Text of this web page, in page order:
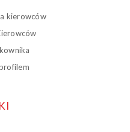
kierowców